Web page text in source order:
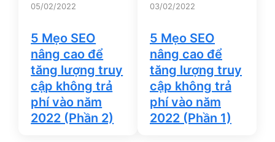
05/02/2022
5 Mẹo SEO
nâng cao để
tăng lượng truy
cập không trả
phí vào năm
2022 (Phần 2)
03/02/2022
5 Mẹo SEO
nâng cao để
tăng lượng truy
cập không trả
phí vào năm
2022 (Phần 1)